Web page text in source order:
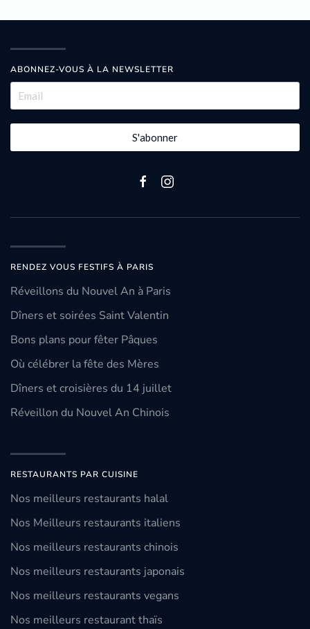
ABONNEZ-VOUS À LA NEWSLETTER
S'abonner
RENDEZ VOUS FESTIFS À PARIS
Réveillons du Nouvel An à Paris
Dîners et soirées Saint Valentin
Bons plans pour fêter Pâques
Où célébrer la fête des Mères
Dîners et croisières du 14 juillet
Réveillon du Nouvel An Chinois
RESTAURANTS PAR CUISINE
Nos meilleurs restaurants halal
Nos Meilleurs restaurants italiens
Nos meilleurs restaurants chinois
Nos meilleurs restaurants japonais
Nos meilleurs restaurants vegans
Nos meilleurs restaurant thaïs